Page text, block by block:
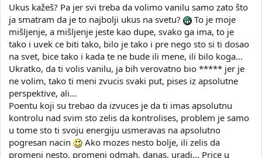
Ukus kažeš? Pa jer svi treba da volimo vanilu samo zato što
ja smatram da je to najbolji ukus na svetu?
To je moje
mišljenje, a mišljenje jeste kao dupe, svako ga ima, to je
tako i uvek ce biti tako, bilo je tako i pre nego sto si ti dosao
na svet, bice tako i kada te ne bude ili mene, ili bilo koga...
Ukratko, da ti volis vanilu, ja bih verovatno bio ***** jer je
ne volim, tako ti meni zvucis svaki put, pises iz apsolutne
perspektive, ali...
Poentu koji su trebao da izvuces je da ti imas apsolutnu
kontrolu nad svim sto zelis da kontrolises, problem je samo
u tome sto ti svoju energiju usmeravas na apsolutno
pogresan nacin
Ako mozes nesto bolje, ili zelis da
promeni nesto, promeni odmah, danas, uradi... Price u